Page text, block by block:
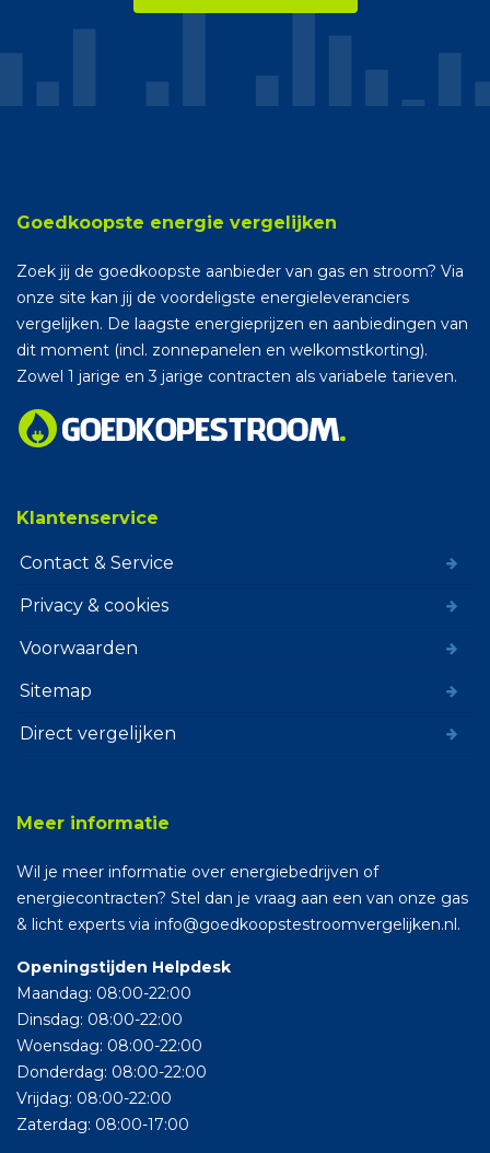
Goedkoopste energie vergelijken
Zoek jij de goedkoopste aanbieder van gas en stroom? Via
onze site kan jij de voordeligste energieleveranciers
vergelijken. De laagste energieprijzen en aanbiedingen van
dit moment (incl. zonnepanelen en welkomstkorting).
Zowel 1 jarige en 3 jarige contracten als variabele tarieven.
Klantenservice
Contact & Service
Privacy & cookies
Voorwaarden
Sitemap
Direct vergelijken
Meer informatie
Wil je meer informatie over energiebedrijven of
energiecontracten? Stel dan je vraag aan een van onze gas
& licht experts via info@goedkoopstestroomvergelijken.nl.
Openingstijden Helpdesk
Maandag: 08:00-22:00
Dinsdag: 08:00-22:00
Woensdag: 08:00-22:00
Donderdag: 08:00-22:00
Vrijdag: 08:00-22:00
Zaterdag: 08:00-17:00